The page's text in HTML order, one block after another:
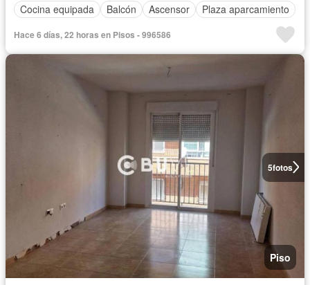
Cocina equipada
Balcón Ascensor Plaza aparcamiento
Hace 6 días, 22 horas en Pisos - 996586
5fotos
Piso